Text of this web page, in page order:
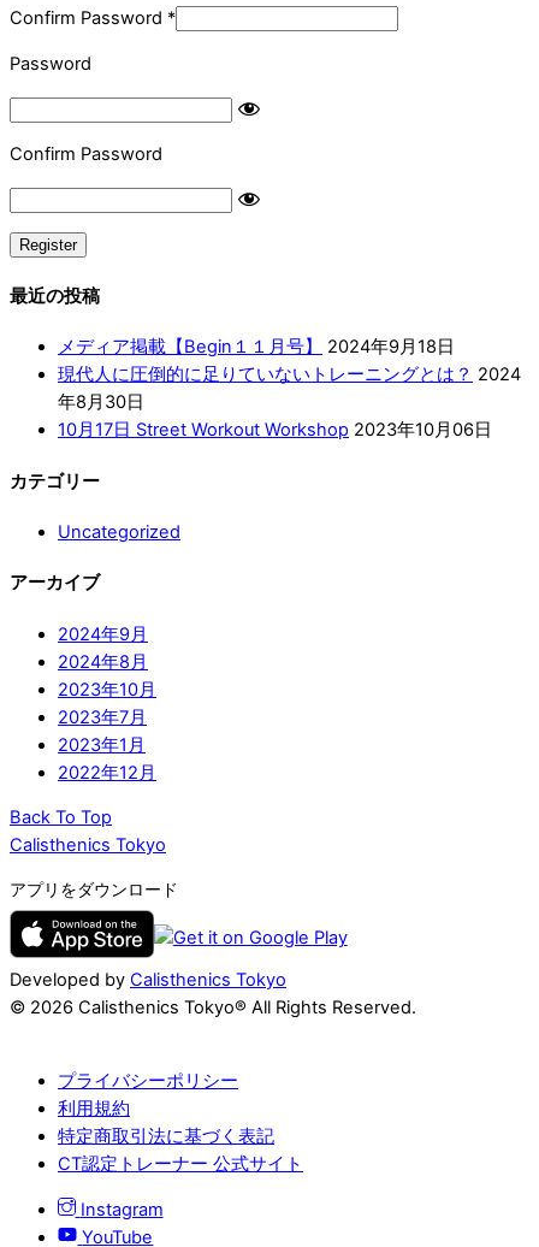
Confirm Password *
Password
Confirm Password
最近の投稿
メディア掲載【Begin１１月号】
2024年9月18日
現代人に圧倒的に足りていないトレーニングとは？ 2024
年8月30日
10月17日 Street Workout Workshop 2023年10月06日
カテゴリー
Uncategorized
アーカイブ
2024年9月
2024年8月
2023年10月
2023年7月
2023年1月
2022年12月
Back To Top
Calisthenics Tokyo
アプリをダウンロード
Developed by Calisthenics Tokyo
© 2026 Calisthenics Tokyo® All Rights Reserved.
プライバシーポリシー
利用規約
特定商取引法に基づく表記
CT認定トレーナー 公式サイト
Instagram
YouTube